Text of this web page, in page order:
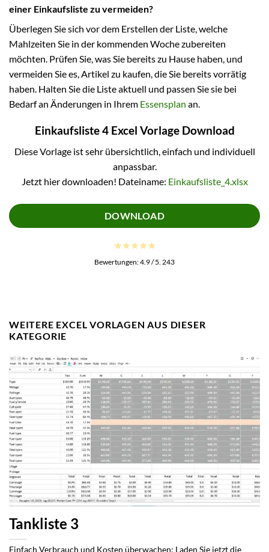
einer Einkaufsliste zu vermeiden?
Überlegen Sie sich vor dem Erstellen der Liste, welche
Mahlzeiten Sie in der kommenden Woche zubereiten
möchten. Prüfen Sie, was Sie bereits zu Hause haben, und
vermeiden Sie es, Artikel zu kaufen, die Sie bereits vorrätig
haben. Halten Sie die Liste aktuell und passen Sie sie bei
Bedarf an Änderungen in Ihrem Essensplan an.
Einkaufsliste 4 Excel Vorlage Download
Diese Vorlage ist sehr übersichtlich, einfach und individuell
anpassbar.
Jetzt hier downloaden! Dateiname: Einkaufsliste_4.xlsx
DOWNLOAD
Bewertungen:4.9/ 5. 243
WEITERE EXCEL VORLAGEN AUS DIESER
KATEGORIE
Tankliste 3
Einfach Verbrauch und Kosten überwachen: Laden Sie jetzt die